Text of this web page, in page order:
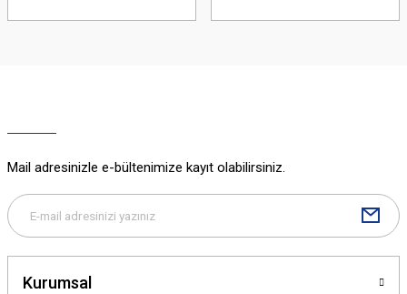
Mail adresinizle e-bültenimize kayıt olabilirsiniz.
Kurumsal